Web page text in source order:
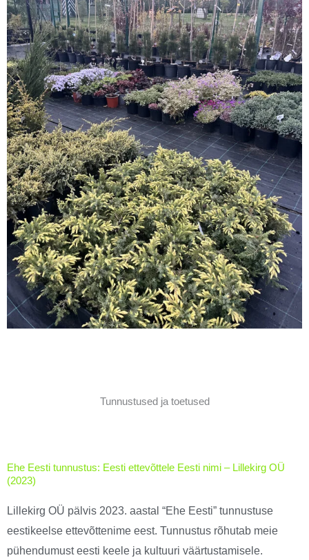
Tunnustused ja toetused
Ehe Eesti tunnustus: Eesti ettevõttele Eesti nimi – Lillekirg OÜ
(2023)
Lillekirg OÜ pälvis 2023. aastal “Ehe Eesti” tunnustuse
eesti­keelse ettevõttenime eest. Tunnustus rõhutab meie
pühendumust eesti keele ja kultuuri väärtustamisele.